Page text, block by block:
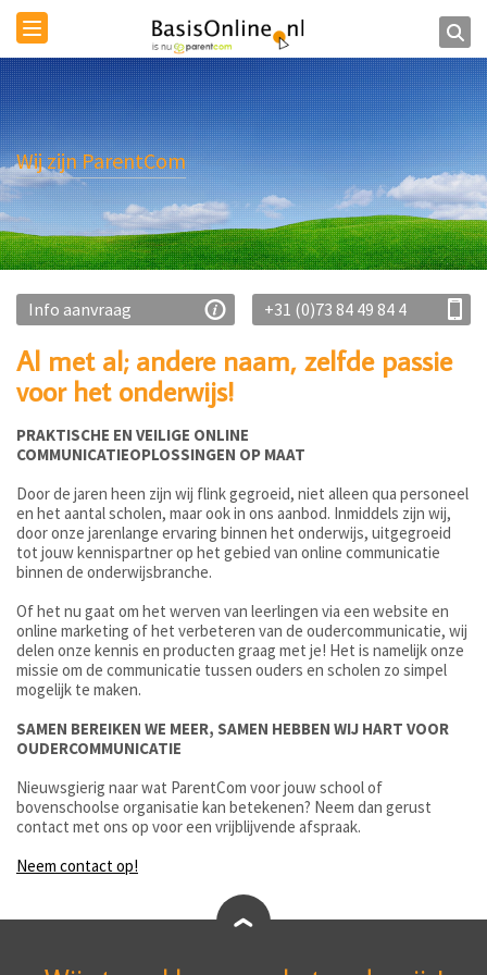
Toggle
navigation
Wij zijn ParentCom
Info aanvraag +31 (0)73 84 49 84 4
Al met al; andere naam, zelfde passie
voor het onderwijs!
PRAKTISCHE EN VEILIGE ONLINE
COMMUNICATIEOPLOSSINGEN OP MAAT
Door de jaren heen zijn wij flink gegroeid, niet alleen qua personeel
en het aantal scholen, maar ook in ons aanbod. Inmiddels zijn wij,
door onze jarenlange ervaring binnen het onderwijs, uitgegroeid
tot jouw kennispartner op het gebied van online communicatie
binnen de onderwijsbranche.
Of het nu gaat om het werven van leerlingen via een website en
online marketing of het verbeteren van de oudercommunicatie, wij
delen onze kennis en producten graag met je! Het is namelijk onze
missie om de communicatie tussen ouders en scholen zo simpel
mogelijk te maken.
SAMEN BEREIKEN WE MEER, SAMEN HEBBEN WIJ HART VOOR
OUDERCOMMUNICATIE
Nieuwsgierig naar wat ParentCom voor jouw school of
bovenschoolse organisatie kan betekenen? Neem dan gerust
contact met ons op voor een vrijblijvende afspraak.
Neem contact op!